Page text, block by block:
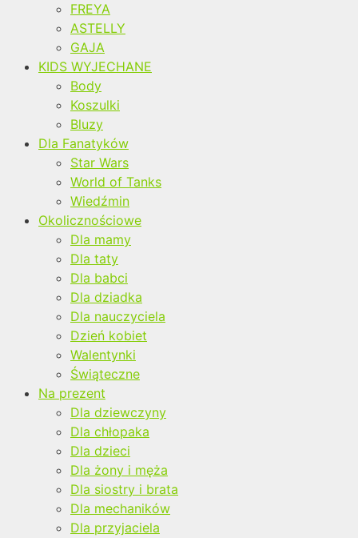
FREYA
ASTELLY
GAJA
KIDS WYJECHANE
Body
Koszulki
Bluzy
Dla Fanatyków
Star Wars
World of Tanks
Wiedźmin
Okolicznościowe
Dla mamy
Dla taty
Dla babci
Dla dziadka
Dla nauczyciela
Dzień kobiet
Walentynki
Świąteczne
Na prezent
Dla dziewczyny
Dla chłopaka
Dla dzieci
Dla żony i męża
Dla siostry i brata
Dla mechaników
Dla przyjaciela